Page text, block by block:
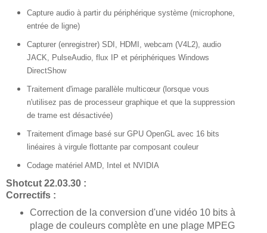
Capture audio à partir du périphérique système (microphone,
entrée de ligne)
Capturer (enregistrer) SDI, HDMI, webcam (V4L2), audio
JACK, PulseAudio, flux IP et périphériques Windows
DirectShow
Traitement d'image parallèle multicœur (lorsque vous
n'utilisez pas de processeur graphique et que la suppression
de trame est désactivée)
Traitement d'image basé sur GPU OpenGL avec 16 bits
linéaires à virgule flottante par composant couleur
Codage matériel AMD, Intel et NVIDIA
Shotcut 22.03.30 :
Correctifs :
Correction de la conversion d'une vidéo 10 bits à
plage de couleurs complète en une plage MPEG